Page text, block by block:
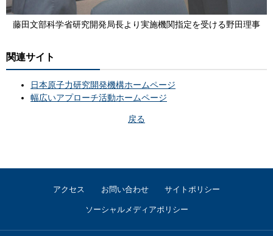
藤田文部科学省研究開発局長より実施機関指定を受ける野田理事
関連サイト
日本原子力研究開発機構ホームページ
幅広いアプローチ活動ホームページ
戻る
アクセス お問い合わせ サイトポリシー
ソーシャルメディアポリシー